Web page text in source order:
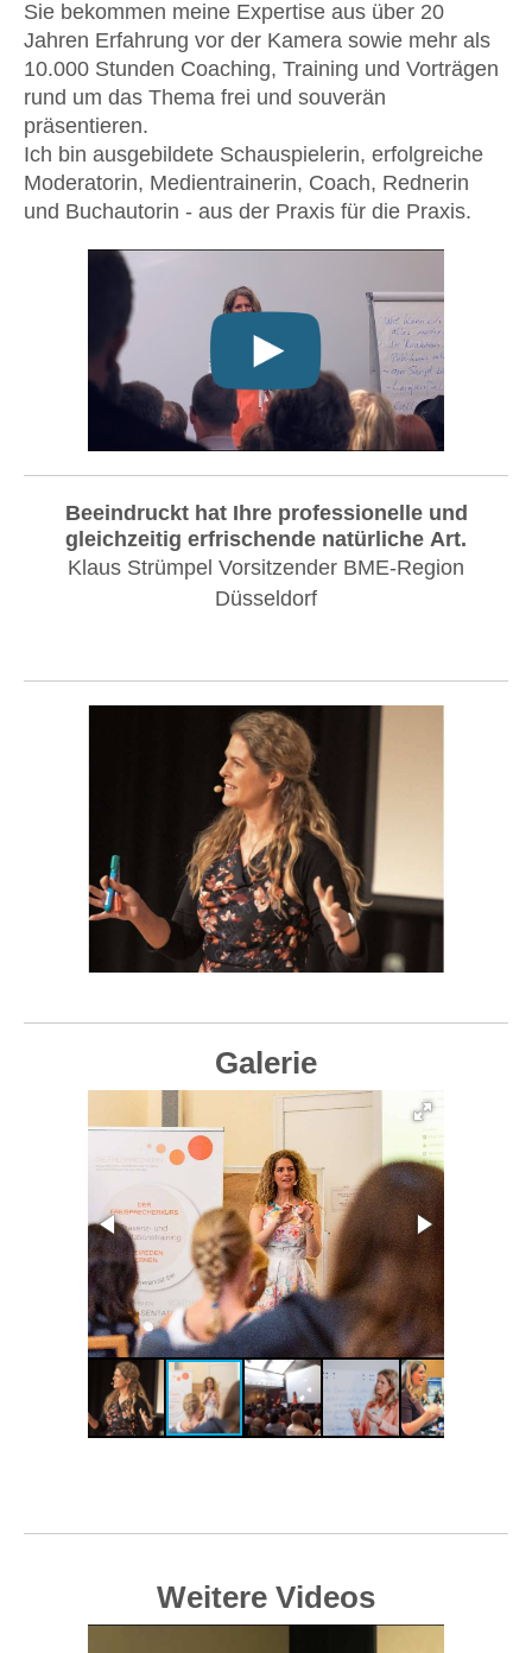
Sie bekommen meine Expertise aus über 20
Jahren Erfahrung vor der Kamera sowie mehr als
10.000 Stunden Coaching, Training und Vorträgen
rund um das Thema frei und souverän
präsentieren.
Ich bin ausgebildete Schauspielerin, erfolgreiche
Moderatorin, Medientrainerin, Coach, Rednerin
und Buchautorin - aus der Praxis für die Praxis.
Beeindruckt hat Ihre professionelle und
gleichzeitig erfrischende natürliche Art.
Klaus Strümpel Vorsitzender BME-Region
Düsseldorf
Galerie
Weitere Videos